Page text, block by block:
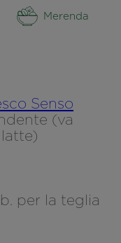
Merenda
Senso
(va
per la teglia